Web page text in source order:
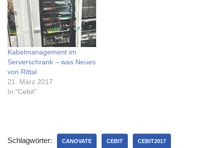
Kabelmanagement im
Serverschrank – was Neues
von Rittal
21. März 2017
In "Cebit"
Schlagwörter: CANOVATE CEBIT CEBIT2017